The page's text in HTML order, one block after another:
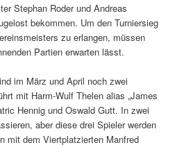
Stephan Roder und Andreas
bekommen. Um den Turniersieg
zu erlangen, müssen
Partien erwarten lässt.
im März und April noch zwei
mit Harm-Wulf Thelen alias „James
Hennig und Oswald Gutt. In zwei
aber diese drei Spieler werden
mit dem Viertplatzierten Manfred